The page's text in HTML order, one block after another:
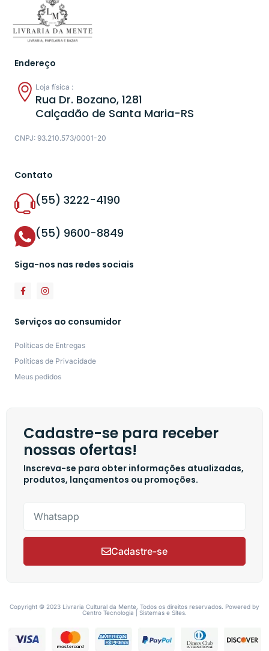
Endereço
Loja física :
Rua Dr. Bozano, 1281
Calçadão de Santa Maria-RS
CNPJ: 93.210.573/0001-20
Contato
(55) 3222-4190
(55) 9600-8849
Siga-nos nas redes sociais
Serviços ao consumidor
Políticas de Entregas
Políticas de Privacidade
Meus pedidos
Cadastre-se para receber
nossas ofertas!
Inscreva-se para obter informações atualizadas,
produtos, lançamentos ou promoções.
Cadastre-se
Copyright © 2023 Livraria Cultural da Mente, Todos os direitos reservados. Powered by
Centro Tecnologia | Sistemas e Sites.